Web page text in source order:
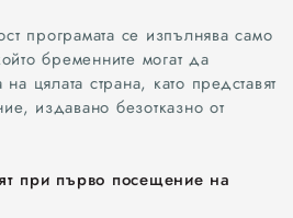
програмата се изпълнява само
бременните могат да
цялата страна, като представят
издавано безотказно от
при първо посещение на